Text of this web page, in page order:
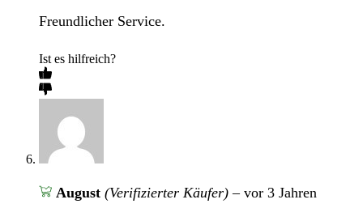
Freundlicher Service.
Ist es hilfreich?
August (Verifizierter Käufer) – vor 3 Jahren